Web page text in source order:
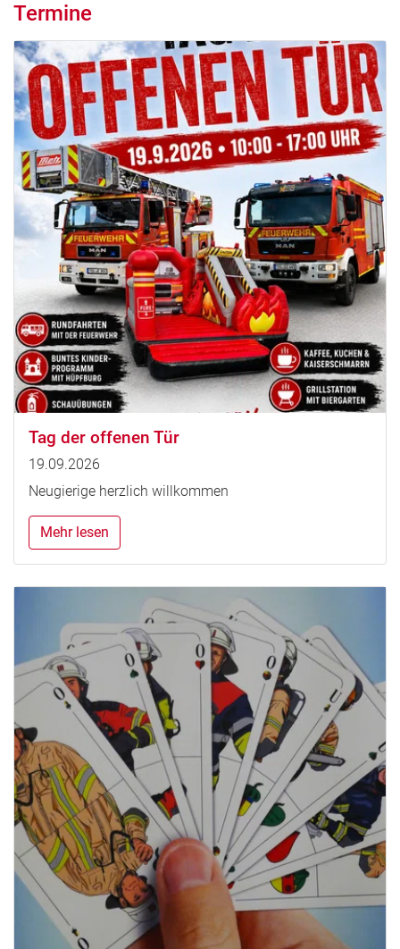
Termine
Tag der offenen Tür
19.09.2026
Neugierige herzlich willkommen
Mehr lesen